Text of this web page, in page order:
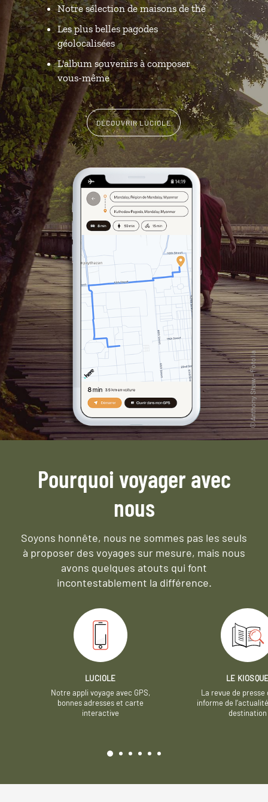
Notre sélection de maisons de thé
Les plus belles pagodes
géolocalisées
L'album souvenirs à composer
vous-même
DÉCOUVRIR LUCIOLE
Pourquoi voyager avec
nous
Soyons honnête, nous ne sommes pas les seuls
à proposer des voyages sur mesure, mais nous
avons quelques atouts qui font
incontestablement la différence.
LUCIOLE
Notre appli voyage avec GPS,
bonnes adresses et carte
interactive
LE
La revue de presse
informe de
destination